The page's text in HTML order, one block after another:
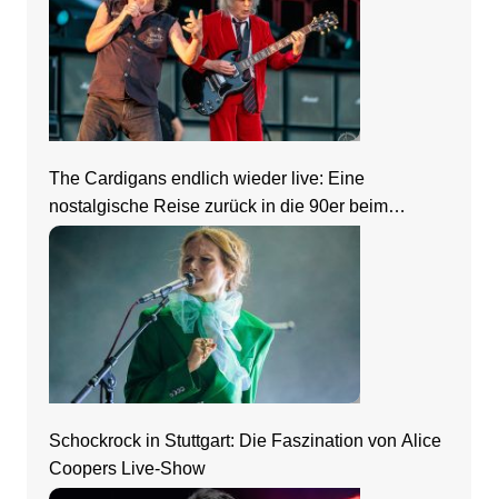
The Cardigans endlich wieder live: Eine
nostalgische Reise zurück in die 90er beim
Zeltfestival Rhein-Neckar
Schockrock in Stuttgart: Die Faszination von Alice
Coopers Live-Show